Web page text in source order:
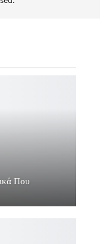
Που